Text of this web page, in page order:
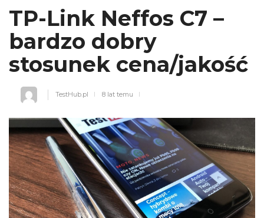
TP-Link Neffos C7 –
bardzo dobry
stosunek cena/jakość
TestHub.pl 8 lat temu